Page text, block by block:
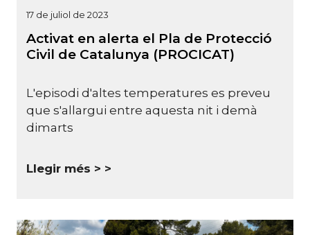
17 de juliol de 2023
Activat en alerta el Pla de Protecció
Civil de Catalunya (PROCICAT)
L'episodi d'altes temperatures es preveu
que s'allargui entre aquesta nit i demà
dimarts
Llegir més >